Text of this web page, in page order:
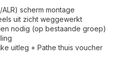
scherm montage
uit zicht weggewerkt
nodig (op bestaande groep)
uitleg + Pathe thuis voucher